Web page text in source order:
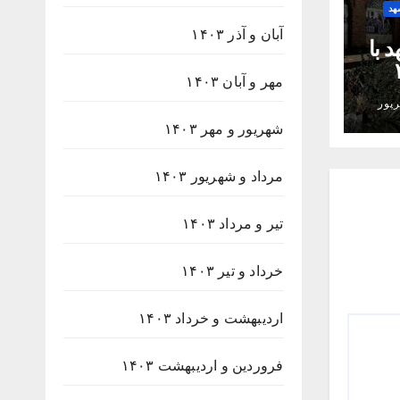
با
آبان و آذر ۱۴۰۳
مهر و آبان ۱۴۰۳
شهریور و مهر ۱۴۰۳
مرداد و شهریور ۱۴۰۳
تیر و مرداد ۱۴۰۳
خرداد و تیر ۱۴۰۳
اردیبهشت و خرداد ۱۴۰۳
فروردین و اردیبهشت ۱۴۰۳